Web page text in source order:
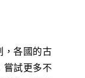
，各國的古
嘗試更多不